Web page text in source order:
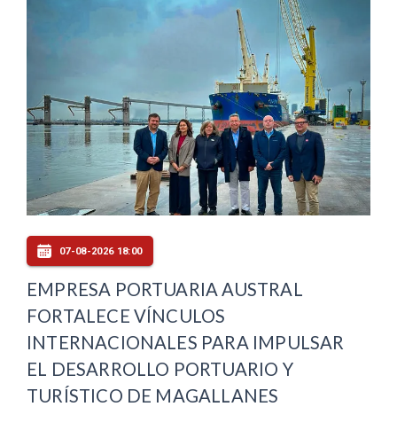
07-08-2026 18:00
EMPRESA PORTUARIA AUSTRAL
FORTALECE VÍNCULOS
INTERNACIONALES PARA IMPULSAR
EL DESARROLLO PORTUARIO Y
TURÍSTICO DE MAGALLANES